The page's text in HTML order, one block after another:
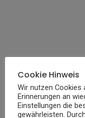
Cookie Hinweis
Wir nutzen Cookies
Erinnerungen an
Einstellungen die
gewährleisten.